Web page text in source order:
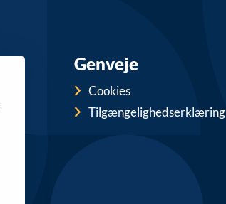
Genveje
Cookies
Tilgængelighedserklæring